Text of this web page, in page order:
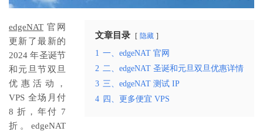
文章目录 隐藏
1 一、edgeNAT 官网
2 二、edgeNAT 圣诞和元旦双旦优惠详情
3 三、edgeNAT 测试 IP
4 四、更多便宜 VPS
edgeNAT 官网
更新了最新的
2024 年圣诞节
和元旦节双旦
优惠活动，
VPS 全场月付
8 折，年付 7
折。edgeNAT